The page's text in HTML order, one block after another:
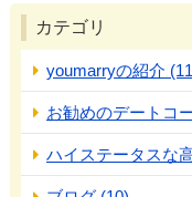
カテゴリ
youmarryの紹介
お勧めのデートコ
ハイステータスな